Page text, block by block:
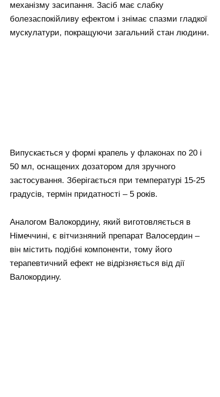
механізму засипання. Засіб має слабку
болезаспокійливу ефектом і знімає спазми гладкої
мускулатури, покращуючи загальний стан людини.
Випускається у формі крапель у флаконах по 20 і
50 мл, оснащених дозатором для зручного
застосування. Зберігається при температурі 15-25
градусів, термін придатності – 5 років.
Аналогом Валокордину, який виготовляється в
Німеччині, є вітчизняний препарат Валосердин –
він містить подібні компоненти, тому його
терапевтичний ефект не відрізняється від дії
Валокордину.